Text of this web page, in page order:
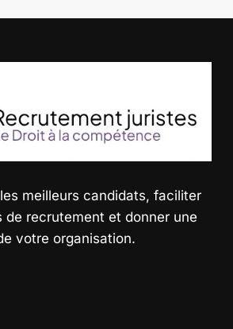
meilleurs candidats, faciliter
de recrutement et donner une
votre organisation.